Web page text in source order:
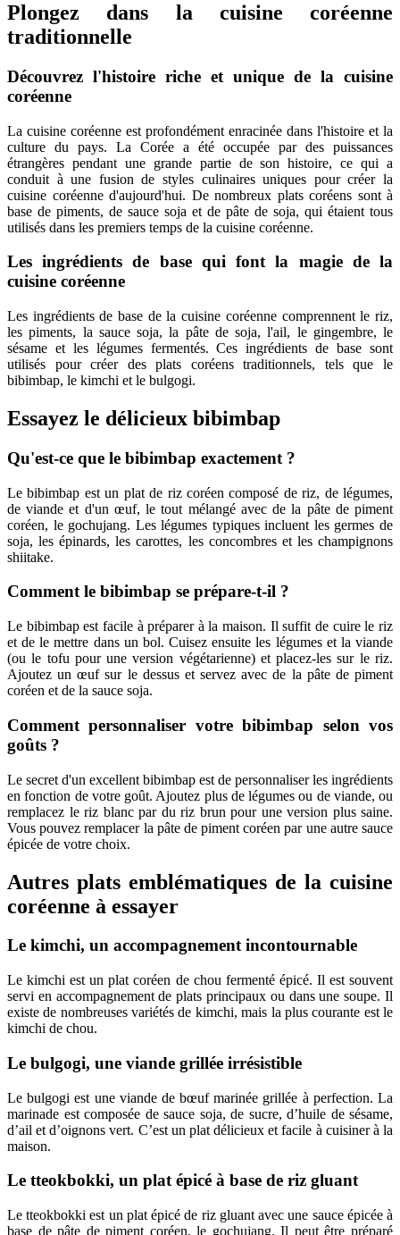
Plongez dans la cuisine coréenne
traditionnelle
Découvrez l'histoire riche et unique de la cuisine
coréenne
La cuisine coréenne est profondément enracinée dans l'histoire et la
culture du pays. La Corée a été occupée par des puissances
étrangères pendant une grande partie de son histoire, ce qui a
conduit à une fusion de styles culinaires uniques pour créer la
cuisine coréenne d'aujourd'hui. De nombreux plats coréens sont à
base de piments, de sauce soja et de pâte de soja, qui étaient tous
utilisés dans les premiers temps de la cuisine coréenne.
Les ingrédients de base qui font la magie de la
cuisine coréenne
Les ingrédients de base de la cuisine coréenne comprennent le riz,
les piments, la sauce soja, la pâte de soja, l'ail, le gingembre, le
sésame et les légumes fermentés. Ces ingrédients de base sont
utilisés pour créer des plats coréens traditionnels, tels que le
bibimbap, le kimchi et le bulgogi.
Essayez le délicieux bibimbap
Qu'est-ce que le bibimbap exactement ?
Le bibimbap est un plat de riz coréen composé de riz, de légumes,
de viande et d'un œuf, le tout mélangé avec de la pâte de piment
coréen, le gochujang. Les légumes typiques incluent les germes de
soja, les épinards, les carottes, les concombres et les champignons
shiitake.
Comment le bibimbap se prépare-t-il ?
Le bibimbap est facile à préparer à la maison. Il suffit de cuire le riz
et de le mettre dans un bol. Cuisez ensuite les légumes et la viande
(ou le tofu pour une version végétarienne) et placez-les sur le riz.
Ajoutez un œuf sur le dessus et servez avec de la pâte de piment
coréen et de la sauce soja.
Comment personnaliser votre bibimbap selon vos
goûts ?
Le secret d'un excellent bibimbap est de personnaliser les ingrédients
en fonction de votre goût. Ajoutez plus de légumes ou de viande, ou
remplacez le riz blanc par du riz brun pour une version plus saine.
Vous pouvez remplacer la pâte de piment coréen par une autre sauce
épicée de votre choix.
Autres plats emblématiques de la cuisine
coréenne à essayer
Le kimchi, un accompagnement incontournable
Le kimchi est un plat coréen de chou fermenté épicé. Il est souvent
servi en accompagnement de plats principaux ou dans une soupe. Il
existe de nombreuses variétés de kimchi, mais la plus courante est le
kimchi de chou.
Le bulgogi, une viande grillée irrésistible
Le bulgogi est une viande de bœuf marinée grillée à perfection. La
marinade est composée de sauce soja, de sucre, d’huile de sésame,
d’ail et d’oignons vert. C’est un plat délicieux et facile à cuisiner à la
maison.
Le tteokbokki, un plat épicé à base de riz gluant
Le tteokbokki est un plat épicé de riz gluant avec une sauce épicée à
base de pâte de piment coréen, le gochujang. Il peut être préparé